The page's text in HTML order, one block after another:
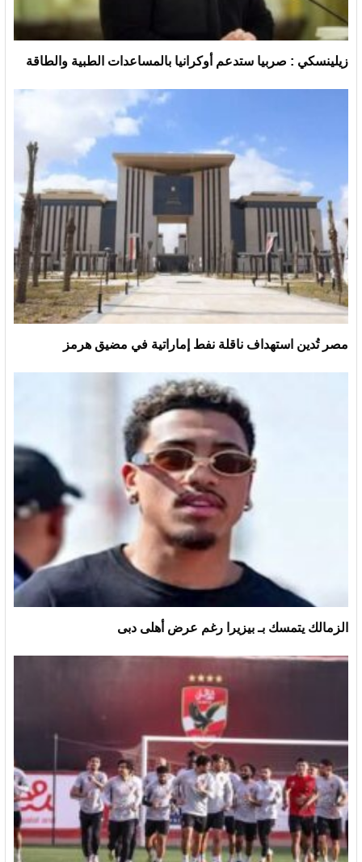
زيلينسكي : صربيا ستدعم أوكرانيا بالمساعدات الطبية والطاقة
مصر تُدين استهداف ناقلة نفط إماراتية في مضيق هرمز
الزمالك يتمسك بـ بيزيرا رغم عرض أهلى دبى